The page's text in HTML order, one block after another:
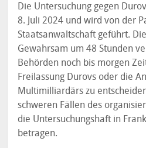
Die Untersuchung gegen
8. Juli 2024 und wird von der
Staatsanwaltschaft geführt.
Gewahrsam um 48 Stunden
Behörden noch bis morgen
Freilassung Durovs oder die
Multimilliardärs zu
schweren Fällen des
die Untersuchungshaft in
betragen.